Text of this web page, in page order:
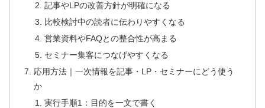
記事やLPの改善方針が明確になる
比較検討中の読者に伝わりやすくなる
営業資料やFAQとの整合性が高まる
セミナー集客につなげやすくなる
応用方法｜一次情報を記事・LP・セミナーにどう使う
か
実行手順1：目的を一文で書く